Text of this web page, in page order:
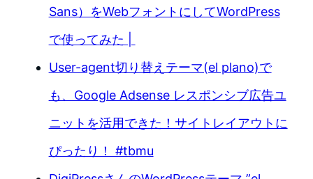
Sans）をWebフォントにしてWordPress
で使ってみた |
User-agent切り替えテーマ(el plano)で
も、Google Adsense レスポンシブ広告ユ
ニットを活用できた！サイトレイアウトに
ぴったり！ #tbmu